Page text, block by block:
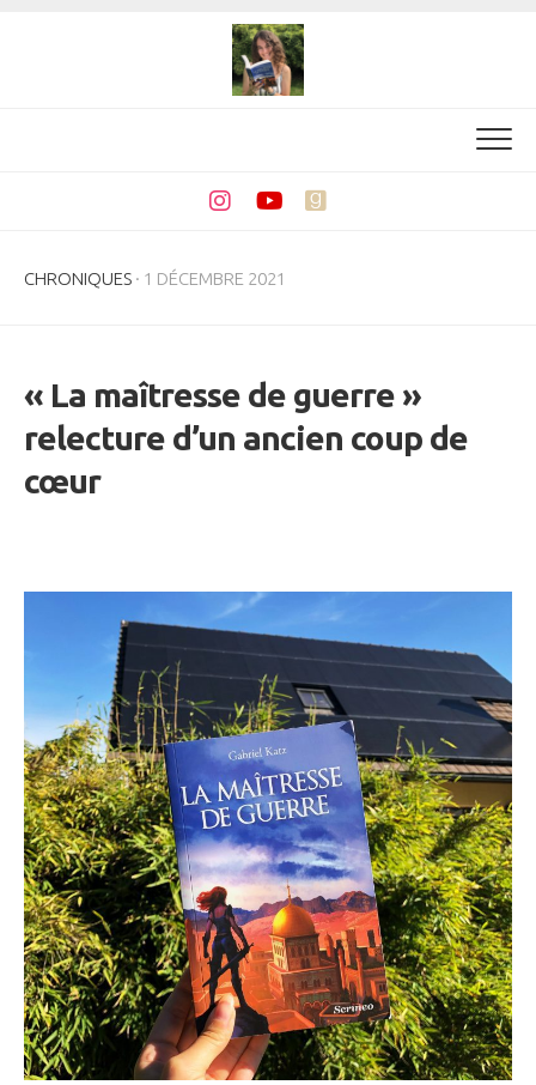
CHRONIQUES · 1 DÉCEMBRE 2021
« La maîtresse de guerre »
relecture d’un ancien coup de
cœur